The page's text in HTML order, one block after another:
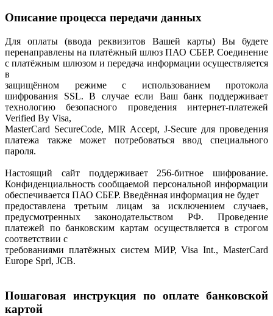
Описание процесса передачи данных
Для оплаты (ввода реквизитов Вашей карты) Вы будете
перенаправлены на платёжный шлюз ПАО СБЕР. Соединение
с платёжным шлюзом и передача информации осуществляется
в
защищённом режиме с использованием протокола
шифрования SSL. В случае если Ваш банк поддерживает
технологию безопасного проведения интернет-платежей
Verified By Visa,
MasterCard SecureCode, MIR Accept, J-Secure для проведения
платежа также может потребоваться ввод специального
пароля.
Настоящий сайт поддерживает 256-битное шифрование.
Конфиденциальность сообщаемой персональной информации
обеспечивается ПАО СБЕР. Введённая информация не будет
предоставлена третьим лицам за исключением случаев,
предусмотренных законодательством РФ. Проведение
платежей по банковским картам осуществляется в строгом
соответствии с
требованиями платёжных систем МИР, Visa Int., MasterCard
Europe Sprl, JCB.
Пошаговая инструкция по оплате банковской
картой